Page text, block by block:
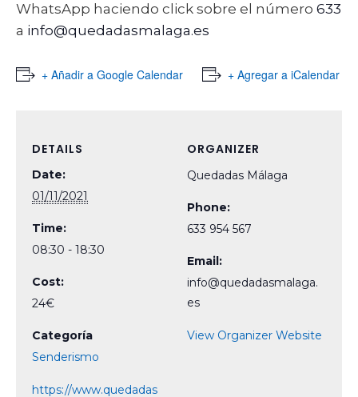
WhatsApp haciendo click sobre el número 633
a info@quedadasmalaga.es
+ Añadir a Google Calendar + Agregar a iCalendar
DETAILS
Date:
01/11/2021
Time:
08:30 - 18:30
Cost:
24€
Categoría
Senderismo
https://www.quedadas
ORGANIZER
Quedadas Málaga
Phone:
633 954 567
Email:
info@quedadasmalaga.
es
View Organizer Website